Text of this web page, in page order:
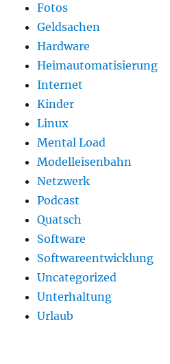
Fotos
Geldsachen
Hardware
Heimautomatisierung
Internet
Kinder
Linux
Mental Load
Modelleisenbahn
Netzwerk
Podcast
Quatsch
Software
Softwareentwicklung
Uncategorized
Unterhaltung
Urlaub